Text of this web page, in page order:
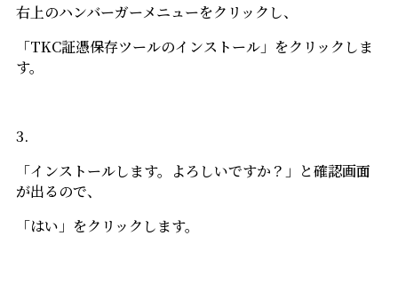
右上のハンバーガーメニューをクリックし、
「TKC証憑保存ツールのインストール」をクリックしま
す。
3.
「インストールします。よろしいですか？」と確認画面
が出るので、
「はい」をクリックします。